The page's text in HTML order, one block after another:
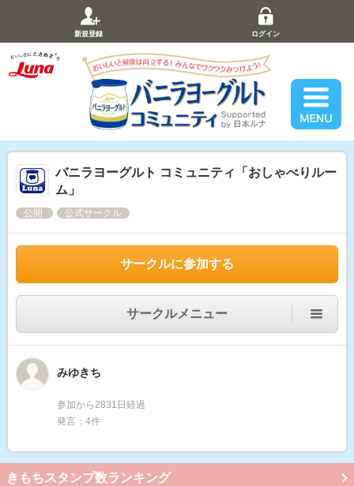
新規登録 ログイン
バニラヨーグルト コミュニティ「おしゃべりルー
ム」
公開 公式サークル
サークルに参加する
サークルメニュー
みゆきち
参加から2831日経過
発言：4件
きもちスタンプ数ランキング